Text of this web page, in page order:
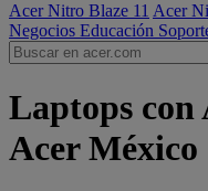
Acer Nitro Blaze 11 Acer
Negocios Educación
Laptops
Acer México